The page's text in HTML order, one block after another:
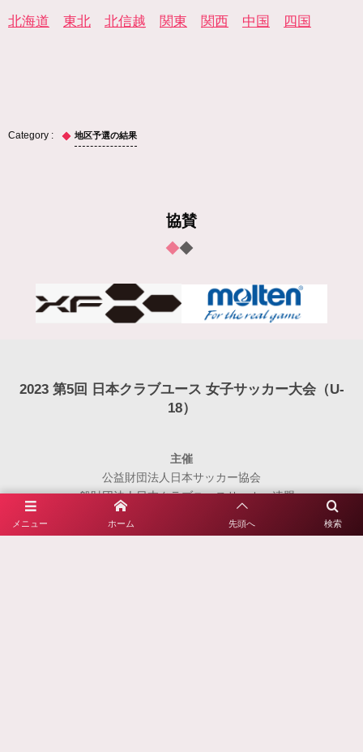
北海道 東北 北信越 関東 関西 中国 四国
地区予選の結果
協賛
2023 第5回 日本クラブユース 女子サッカー大会（U-
18）
主催
公益財団法人日本サッカー協会
一般財団法人日本クラブユースサッカー連盟
主管
メニュー 検索
ホーム 先頭へ